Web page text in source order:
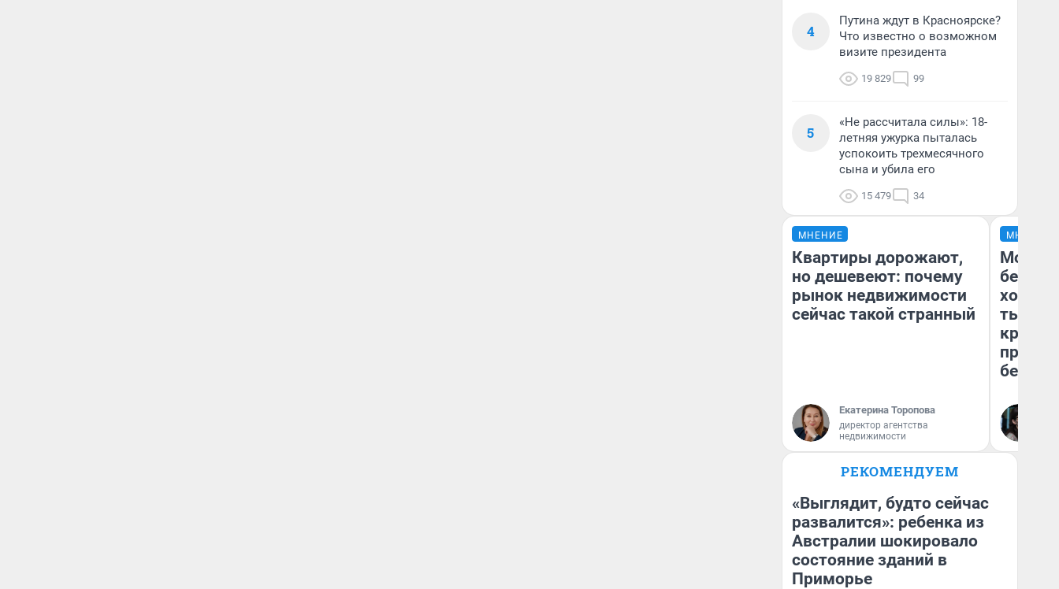
4
Путина ждут в Красноярске?
Что известно о возможном
визите президента
19 829 99
5
«Не рассчитала силы»: 18-
летняя ужурка пыталась
успокоить трехмесячного
сына и убила его
15 479 34
МНЕНИЕ
Квартиры дорожают,
но дешевеют: почему
рынок недвижимости
сейчас такой странный
Екатерина Торопова
директор агентства
недвижимости
МНЕНИЕ
Мой
хотела
тысяч,
РЕКОМЕНДУЕМ
«Выглядит, будто сейчас
развалится»: ребенка из
Австралии шокировало
состояние зданий в
Приморье